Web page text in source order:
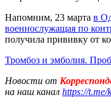
Напомним, 23 марта в
военнослужащая по
получила прививку от
Тромбоз и эмболия.
Новости от
на наш канал https://t.me/